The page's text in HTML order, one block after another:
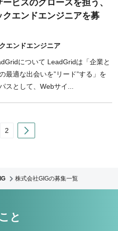
ービスのグロースを担う、
クエンドエンジニアを募
エンドエンジニア
について LeadGridは「企業と
最適な出会いを”リード”する」を
スとして、Webサイ...
2
株式会社GIGの募集一覧
と